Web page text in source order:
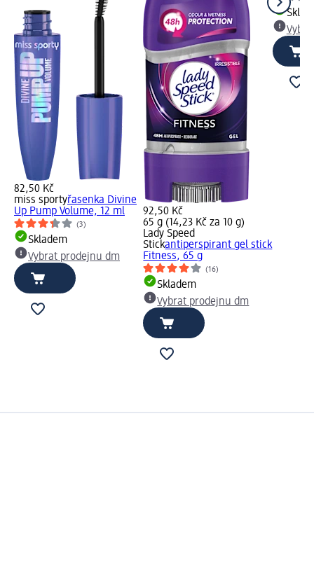
82,50 Kč
miss sportyřasenka Divine
Up Pump Volume, 12 ml
(3)
Skladem
Vybrat prodejnu dm
92,50 Kč
65 g (14,23 Kč za 10 g)
Lady Speed
Stickantiperspirant gel stick
Fitness, 65 g
(16)
Skladem
Vybrat prodejnu dm